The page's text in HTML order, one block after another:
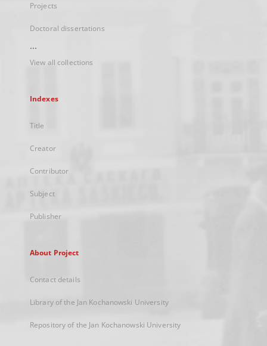
Projects
Doctoral dissertations
...
View all collections
Indexes
Title
Creator
Contributor
Subject
Publisher
About Project
Contact details
Library of the Jan Kochanowski University
Repository of the Jan Kochanowski University